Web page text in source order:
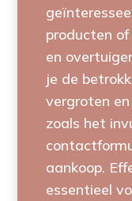
producten
en
je de
vergroten
zoals het
aankoop.
essentieel